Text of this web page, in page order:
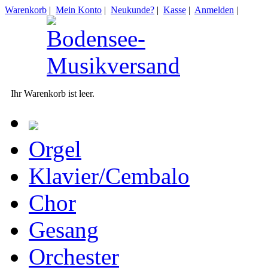
Warenkorb | Mein Konto | Neukunde? | Kasse | Anmelden |
Ihr Warenkorb ist leer.
Orgel
Klavier/Cembalo
Chor
Gesang
Orchester